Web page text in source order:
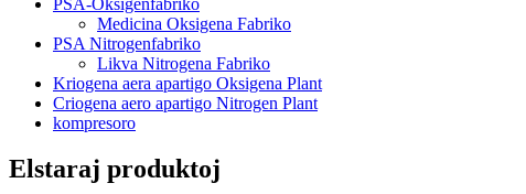
Medicina Oksigena Fabriko
PSA Nitrogenfabriko
Likva Nitrogena Fabriko
Kriogena aera apartigo Oksigena Plant
Criogena aero apartigo Nitrogen Plant
kompresoro
Elstaraj produktoj